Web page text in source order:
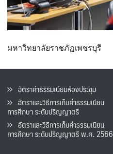
มหาวิทยาลัยราชภัฏเพชรบุรี
อัตราค่าธรรมเนียมห้องประชุม
อัตราและวิธีการเก็บค่าธรรมเนียน
การศึกษา ระดับปริญญาตรี
อัตราและวิธีการเก็บค่าธรรมเนียน
การศึกษา ระดับปริญญาตรี พ.ศ. 2566